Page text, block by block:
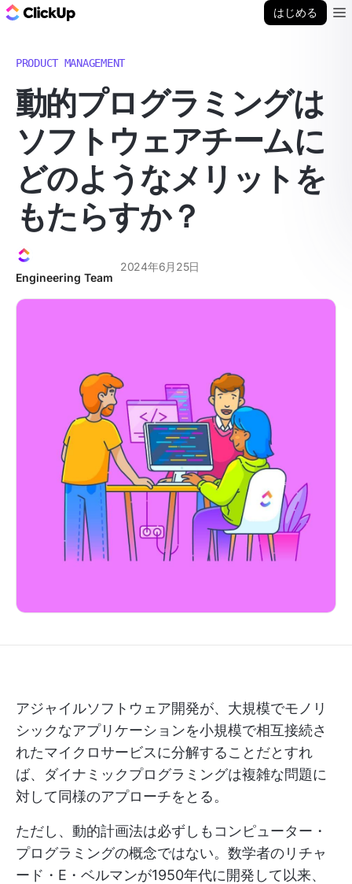
はじめる
PRODUCT MANAGEMENT
動的プログラミングは
ソフトウェアチームに
どのようなメリットを
もたらすか？
Engineering Team
2024年6月25日
アジャイルソフトウェア開発が、大規模でモノリ
シックなアプリケーションを小規模で相互接続さ
れたマイクロサービスに分解することだとすれ
ば、ダイナミックプログラミングは複雑な問題に
対して同様のアプローチをとる。
ただし、動的計画法は必ずしもコンピューター・
プログラミングの概念ではない。数学者のリチャ
ード・E・ベルマンが1950年代に開発して以来、